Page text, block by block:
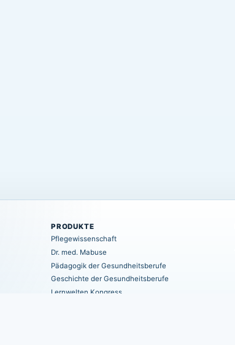
PRODUKTE
Pflegewissenschaft
Dr. med. Mabuse
Pädagogik der Gesundheitsberufe
Geschichte der Gesundheitsberufe
Lernwelten Kongress